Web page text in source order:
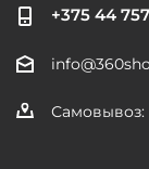
+375 44
Самовывоз: